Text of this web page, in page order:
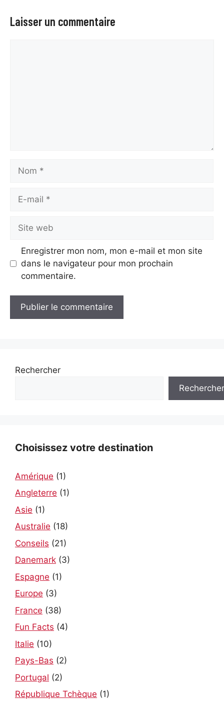
Laisser un commentaire
Nom
Site
web
Enregistrer mon nom, mon e-mail et mon site
dans le navigateur pour mon prochain
commentaire.
Rechercher
Rechercher
Choisissez votre destination
Amérique (1)
Angleterre (1)
Asie (1)
Australie (18)
Conseils (21)
Danemark (3)
Espagne (1)
Europe (3)
France (38)
Fun Facts (4)
Italie (10)
Pays-Bas (2)
Portugal (2)
République Tchèque (1)